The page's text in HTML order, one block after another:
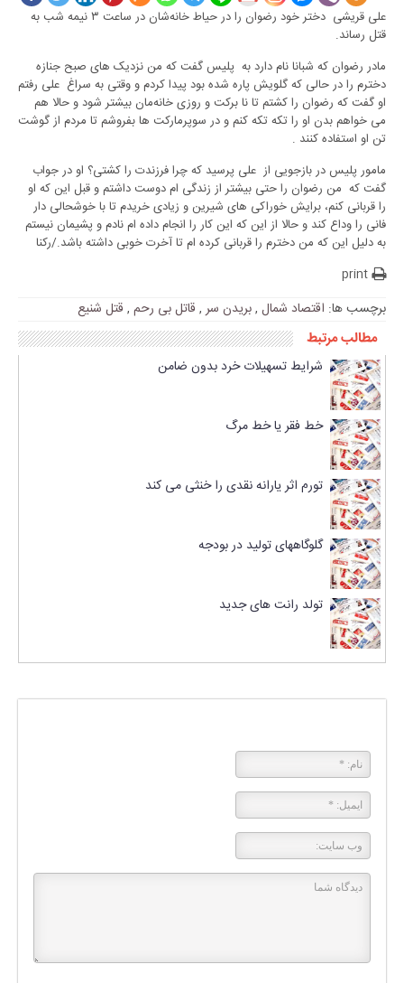
علی قریشی دختر خود رضوان را در حیاط خانه‌شان در ساعت ۳ نیمه شب به
قتل رساند.
مادر رضوان که شبانا نام دارد به پلیس گفت که من نزدیک های صبح جنازه
دخترم را در حالی که گلویش پاره شده بود پیدا کردم و وقتی به سراغ علی رفتم
او گفت که رضوان را کشتم تا نا برکت و روزی خانه‌مان بیشتر شود و حالا هم
می خواهم بدن او را تکه تکه کنم و در سوپرمارکت ها بفروشم تا مردم از گوشت
تن او استفاده کنند .
مامور پلیس در بازجویی از علی پرسید که چرا فرزندت را کشتی؟ او در جواب
گفت که من رضوان را حتی بیشتر از زندگی ام دوست داشتم و قبل این که او
را قربانی کنم، برایش خوراکی های شیرین و زیادی خریدم تا با خوشحالی دار
فانی را وداع کند و حالا از این که این کار را انجام داده ام نادم و پشیمان نیستم
به دلیل این که من دخترم را قربانی کرده ام تا آخرت خوبی داشته باشد./رکنا
print
برچسب ها: اقتصاد شمال ,بریدن سر, قاتل بی رحم , قتل شنیع
مطالب مرتبط
شرایط تسهیلات خرد بدون ضامن
خط فقر یا خط مرگ
تورم اثر یارانه نقدی را خنثی می کند
گلوگاههای تولید در بودجه
تولد رانت های جدید